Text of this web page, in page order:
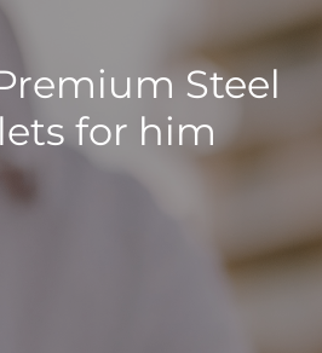
Steel
for him